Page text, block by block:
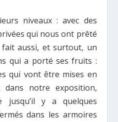
niveaux : avec des
qui nous ont prêté
fait aussi, et surtout, un
qui a porté ses fruits :
qui vont être mises en
notre exposition,
jusqu’il y a quelques
dans les armoires